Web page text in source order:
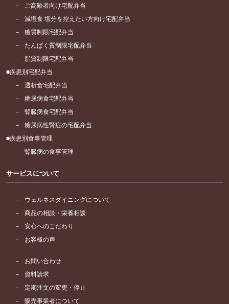
ご高齢者向け宅配弁当
減塩食 塩分を控えたい方向け宅配弁当
糖質制限宅配弁当
たんぱく質制限宅配弁当
脂質制限宅配弁当
疾患別宅配弁当
透析食宅配弁当
糖尿病食宅配弁当
腎臓病食宅配弁当
糖尿病性腎症の宅配弁当
疾患別食事管理
腎臓病の食事管理
サービスについて
ウェルネスダイニングについて
商品の相談・栄養相談
安心へのこだわり
お客様の声
お問い合わせ
資料請求
定期注文の変更・停止
販売事業者について